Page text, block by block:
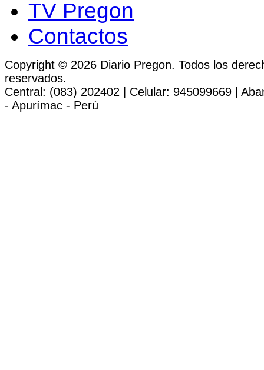
TV Pregon
Contactos
Copyright © 2026 Diario Pregon. Todos los
reservados.
Central: (083) 202402 | Celular: 945099669 |
- Apurímac - Perú